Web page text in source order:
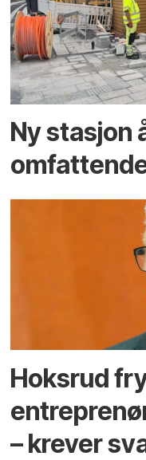
Ny stasjon
Hoksrud
– krever